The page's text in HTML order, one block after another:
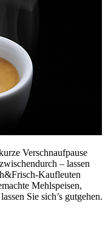
Verschnaufpause
– lassen
Kaufleuten
Mehlspeisen,
Sie sich’s gutgehen.